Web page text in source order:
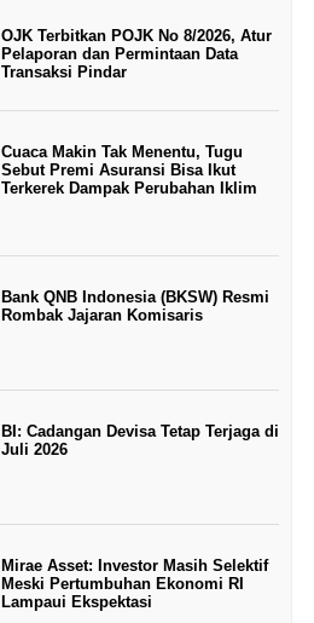
OJK Terbitkan POJK No 8/2026, Atur
Pelaporan dan Permintaan Data
Transaksi Pindar
Cuaca Makin Tak Menentu, Tugu
Sebut Premi Asuransi Bisa Ikut
Terkerek Dampak Perubahan Iklim
Bank QNB Indonesia (BKSW) Resmi
Rombak Jajaran Komisaris
BI: Cadangan Devisa Tetap Terjaga di
Juli 2026
Mirae Asset: Investor Masih Selektif
Meski Pertumbuhan Ekonomi RI
Lampaui Ekspektasi